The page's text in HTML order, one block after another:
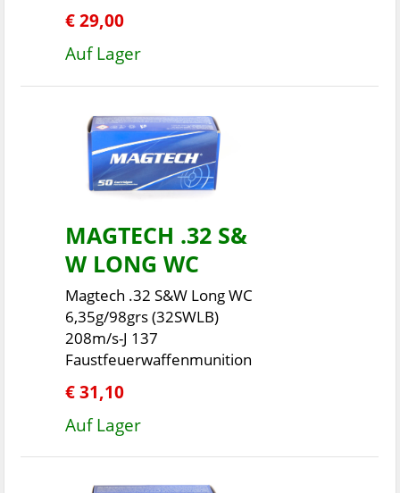
€ 29,00
Auf Lager
MAGTECH .32 S&
W LONG WC
Magtech .32 S&W Long WC
6,35g/98grs (32SWLB)
208m/s-J 137
Faustfeuerwaffenmunition
€ 31,10
Auf Lager